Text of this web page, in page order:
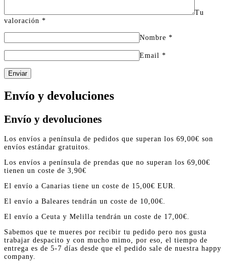
Tu
valoración *
Nombre *
Email *
Enviar
Envío y devoluciones
Envío y devoluciones
Los envíos a península de pedidos que superan los 69,00€ son
envíos estándar gratuitos.
Los envíos a península de prendas que no superan los 69,00€
tienen un coste de 3,90€
El envío a Canarias tiene un coste de 15,00€ EUR.
El envío a Baleares tendrán un coste de 10,00€.
El envío a Ceuta y Melilla tendrán un coste de 17,00€.
Sabemos que te mueres por recibir tu pedido pero nos gusta
trabajar despacito y con mucho mimo, por eso, el tiempo de
entrega es de 5-7 días desde que el pedido sale de nuestra happy
company.